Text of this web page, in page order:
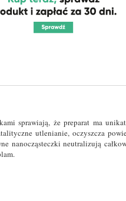
sprawiają, że preparat ma
utlenianie, oczyszcza
nanocząsteczki neutralizują